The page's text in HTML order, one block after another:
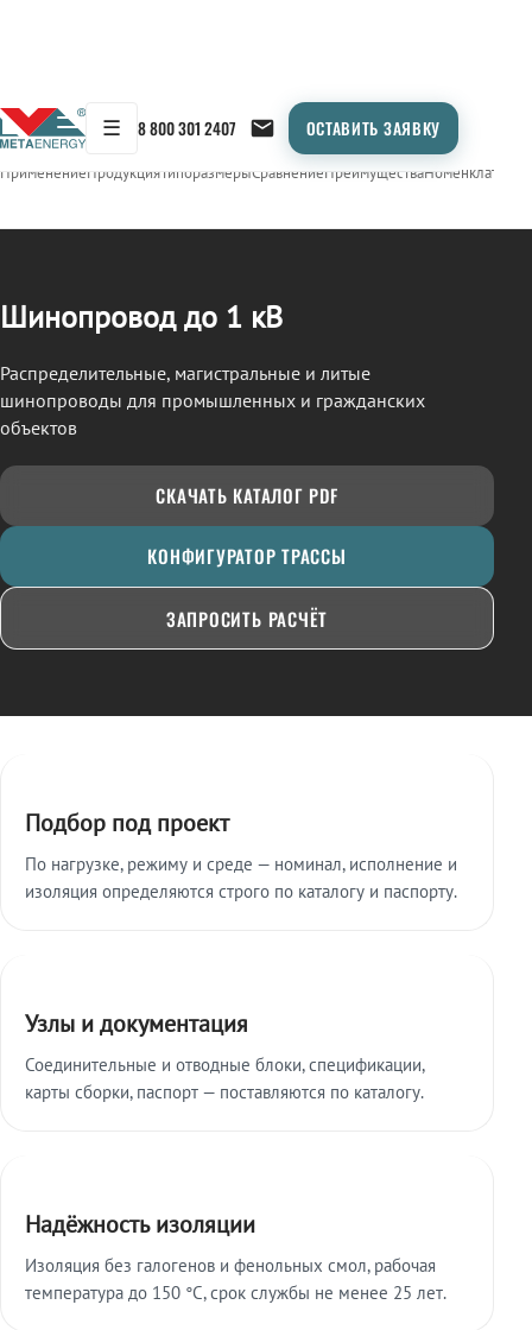
☰ 8 800 301 2407 ОСТАВИТЬ ЗАЯВКУ
← Продукция/ШИНОПРОВОД
ПрименениеПродукцияТипоразмерыСравнениеПреимуществаНоменклатура
Шинопровод до 1 кВ
Распределительные, магистральные и литые
шинопроводы для промышленных и гражданских
объектов
СКАЧАТЬ КАТАЛОГ PDF
КОНФИГУРАТОР ТРАССЫ
ЗАПРОСИТЬ РАСЧЁТ
Подбор под проект
По нагрузке, режиму и среде — номинал, исполнение и
изоляция определяются строго по каталогу и паспорту.
Узлы и документация
Соединительные и отводные блоки, спецификации,
карты сборки, паспорт — поставляются по каталогу.
Надёжность изоляции
Изоляция без галогенов и фенольных смол, рабочая
температура до 150 °C, срок службы не менее 25 лет.